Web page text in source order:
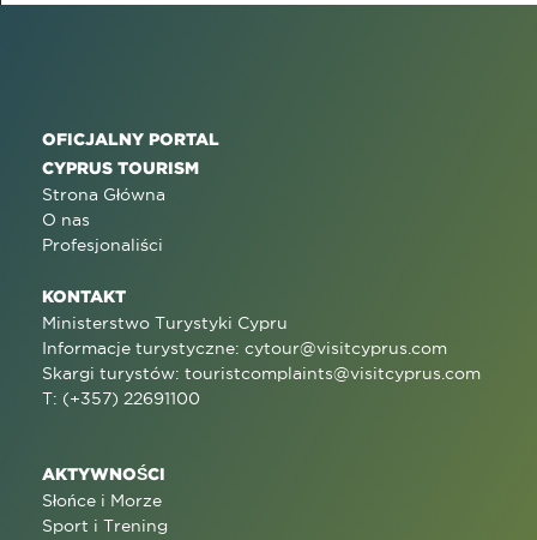
OFICJALNY PORTAL
CYPRUS TOURISM
Strona Główna
O nas
Profesjonaliści
KONTAKT
Ministerstwo Turystyki Cypru
Informacje turystyczne: cytour@visitcyprus.com
Skargi turystów: touristcomplaints@visitcyprus.com
T: (+357) 22691100
AKTYWNOŚCI
Słońce i Morze
Sport i Trening